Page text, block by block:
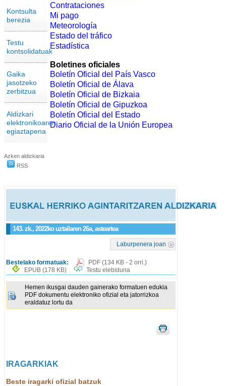
Kontsulta
berezia
Testu
kontsolidatuak
Gaika
jasotzeko
zerbitzua
Aldizkari
elektronikoaren
egiaztapena
Azken aldizkaria
RSS
143. zk., 2022ko uztailaren 26a, asteartea
Laburpenera joan
Bestelako formatuak: PDF (134 KB - 2 orri.)
EPUB (178 KB) Testu elebiduna
Hemen ikusgai dauden gainerako formatuen edukia
PDF dokumentu elektroniko ofizial eta jatorrizkoa
eraldatuz lortu da
IRAGARKIAK
Beste iragarki ofizial batzuk
Contrataciones
Mi pago
Meteorología
Estado del tráfico
Estadística
Boletines oficiales
Boletín Oficial del País Vasco
Boletín Oficial de Álava
Boletín Oficial de Bizkaia
Boletín Oficial de Gipuzkoa
Boletín Oficial del Estado
Diario Oficial de la Unión Europea